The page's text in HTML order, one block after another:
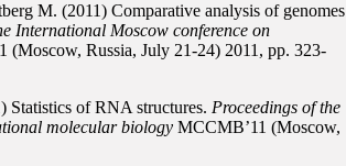
M. (2011) Comparative analysis of genomes
International Moscow conference on
(Moscow, Russia, July 21-24) 2011, pp. 323-
of RNA structures. Proceedings of the
molecular biology MCCMB’11 (Moscow,